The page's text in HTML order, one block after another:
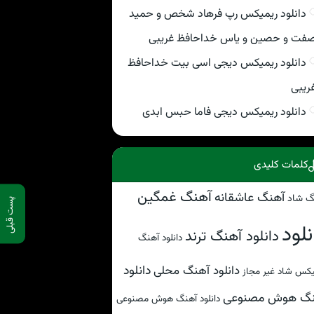
پست قبلی
دانلود ریمیکس رپ فرهاد شخص و حمید
و حصین و یاس خداحافظ غریبی
دانلود ریمیکس دیجی اسی بیت خداحافظ
دانلود ریمیکس دیجی فاما حبس ابدی
کلمات کلیدی
شادآهنگ عاشقانهآهنگ غمگین
دانلود آهنگ ترند دانلود آهنگ
شاد غیر مجاز دانلود آهنگ محلیدانلود
هوش مصنوعی دانلود آهنگ هوش مصنوعی